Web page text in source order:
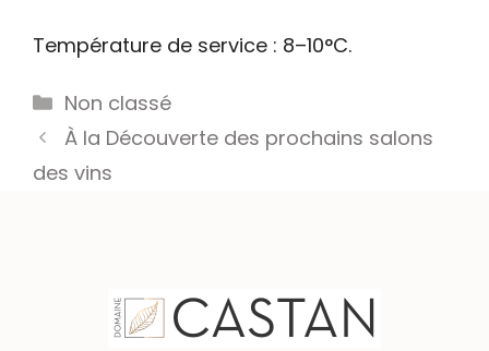
Température de service : 8–10°C.
Catégories
Non classé
À la Découverte des prochains salons
des vins